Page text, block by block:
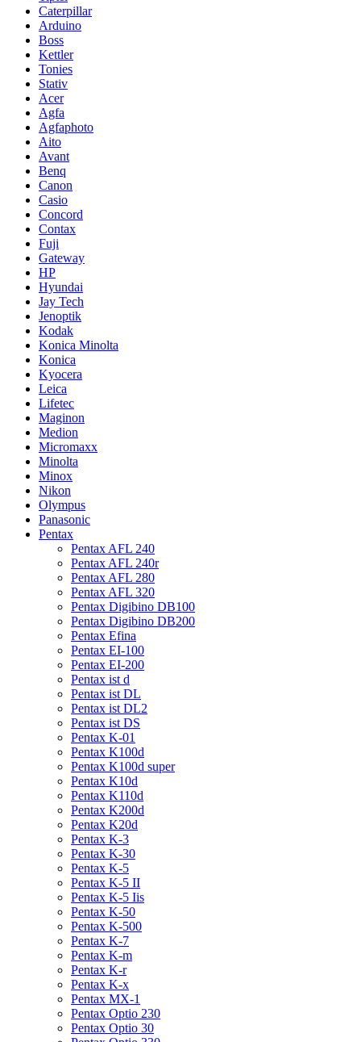
Caterpillar
Arduino
Boss
Kettler
Tonies
Stativ
Acer
Agfa
Agfaphoto
Aito
Avant
Benq
Canon
Casio
Concord
Contax
Fuji
Gateway
HP
Hyundai
Jay Tech
Jenoptik
Kodak
Konica Minolta
Konica
Kyocera
Leica
Lifetec
Maginon
Medion
Micromaxx
Minolta
Minox
Nikon
Olympus
Panasonic
Pentax
Pentax AFL 240
Pentax AFL 240r
Pentax AFL 280
Pentax AFL 320
Pentax Digibino DB100
Pentax Digibino DB200
Pentax Efina
Pentax EI-100
Pentax EI-200
Pentax ist d
Pentax ist DL
Pentax ist DL2
Pentax ist DS
Pentax K-01
Pentax K100d
Pentax K100d super
Pentax K10d
Pentax K110d
Pentax K200d
Pentax K20d
Pentax K-3
Pentax K-30
Pentax K-5
Pentax K-5 II
Pentax K-5 Iis
Pentax K-50
Pentax K-500
Pentax K-7
Pentax K-m
Pentax K-r
Pentax K-x
Pentax MX-1
Pentax Optio 230
Pentax Optio 30